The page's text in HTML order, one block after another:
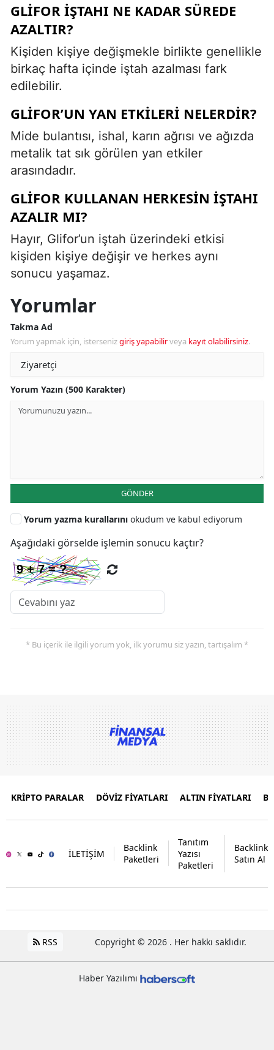
GLIFOR IŞTAHI NE KADAR SÜREDE
AZALTIR?
Kişiden kişiye değişmekle birlikte genellikle
birkaç hafta içinde iştah azalması fark
edilebilir.
GLIFOR’UN YAN ETKILERI NELERDIR?
Mide bulantısı, ishal, karın ağrısı ve ağızda
metalik tat sık görülen yan etkiler
arasındadır.
GLIFOR KULLANAN HERKESIN IŞTAHI
AZALIR MI?
Hayır, Glifor’un iştah üzerindeki etkisi
kişiden kişiye değişir ve herkes aynı
sonucu yaşamaz.
Yorumlar
Takma Ad
Yorum yapmak için, istersenizgiriş yapabilirveya kayıt olabilirsiniz.
Yorum Yazın (500 Karakter)
GÖNDER
Yorum yazma kurallarını okudum ve kabul ediyorum
Aşağıdaki görselde işlemin sonucu kaçtır?
* Bu içerik ile ilgili yorum yok, ilk yorumu siz yazın, tartışalım *
KRİPTO PARALAR DÖVİZ FİYATLARI ALTIN FİYATLARI
İLETİŞİM
Backlink
Paketleri
Tanıtım
Yazısı
Paketleri
Backlink
Satın Al
RSS Copyright © 2026 . Her hakkı saklıdır.
Haber Yazılımı